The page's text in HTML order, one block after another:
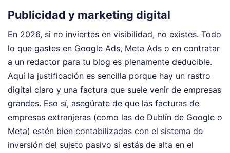
Publicidad y marketing digital
En 2026, si no inviertes en visibilidad, no existes. Todo
lo que gastes en Google Ads, Meta Ads o en contratar
a un redactor para tu blog es plenamente deducible.
Aquí la justificación es sencilla porque hay un rastro
digital claro y una factura que suele venir de empresas
grandes. Eso sí, asegúrate de que las facturas de
empresas extranjeras (como las de Dublín de Google o
Meta) estén bien contabilizadas con el sistema de
inversión del sujeto pasivo si estás de alta en el